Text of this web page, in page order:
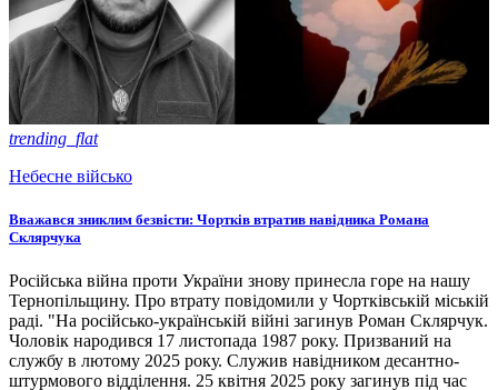
trending_flat
Небесне військо
Вважався зниклим безвісти: Чортків втратив навідника Романа
Склярчука
Російська війна проти України знову принесла горе на нашу
Тернопільщину. Про втрату повідомили у Чортківській міській
раді. "На російсько-українській війні загинув Роман Склярчук.
Чоловік народився 17 листопада 1987 року. Призваний на
службу в лютому 2025 року. Служив навідником десантно-
штурмового відділення. 25 квітня 2025 року загинув під час